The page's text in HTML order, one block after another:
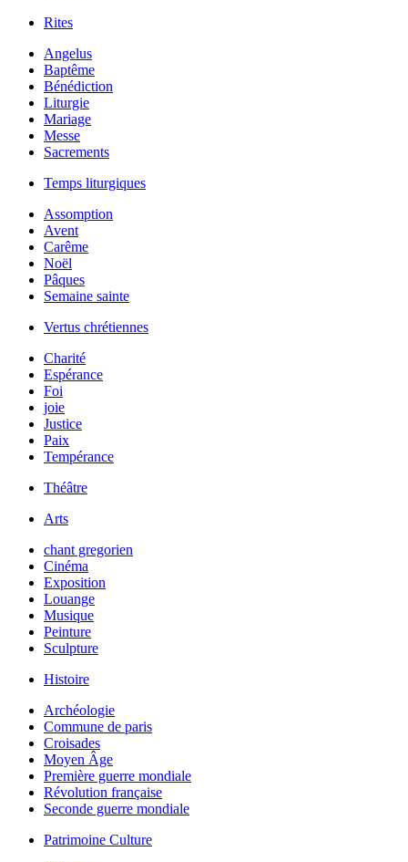
Rites
Angelus
Baptême
Bénédiction
Liturgie
Mariage
Messe
Sacrements
Temps liturgiques
Assomption
Avent
Carême
Noël
Pâques
Semaine sainte
Vertus chrétiennes
Charité
Espérance
Foi
joie
Justice
Paix
Tempérance
Théâtre
Arts
chant gregorien
Cinéma
Exposition
Louange
Musique
Peinture
Sculpture
Histoire
Archéologie
Commune de paris
Croisades
Moyen Âge
Première guerre mondiale
Révolution française
Seconde guerre mondiale
Patrimoine Culture